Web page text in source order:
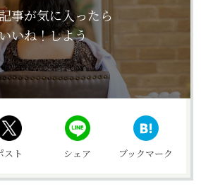
事が気に入ったら
いね！しよう
スト シェア ブックマーク